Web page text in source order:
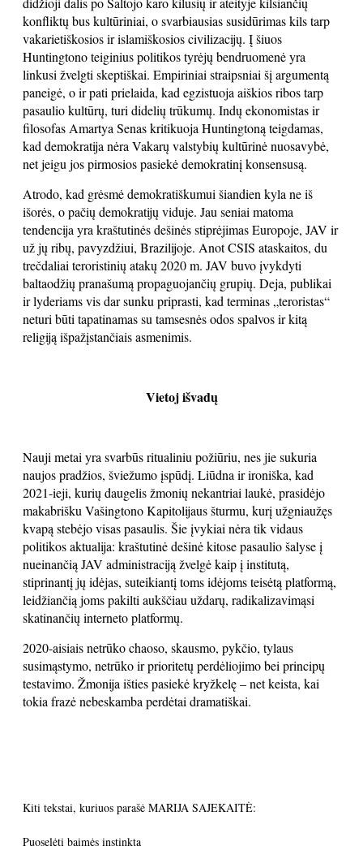
konfliktų bus kultūriniai, o svarbiausias susidūrimas kils tarp
vakarietiškosios ir islamiškosios civilizacijų. Į šiuos
Huntingtono teiginius politikos tyrėjų bendruomenė yra
linkusi žvelgti skeptiškai. Empiriniai straipsniai šį argumentą
paneigė, o ir pati prielaida, kad egzistuoja aiškios ribos tarp
pasaulio kultūrų, turi didelių trūkumų. Indų ekonomistas ir
filosofas Amartya Senas kritikuoja Huntingtoną teigdamas,
kad demokratija nėra Vakarų valstybių kultūrinė nuosavybė,
net jeigu jos pirmosios pasiekė demokratinį konsensusą.
Atrodo, kad grėsmė demokratiškumui šiandien kyla ne iš
išorės, o pačių demokratijų viduje. Jau seniai matoma
tendencija yra kraštutinės dešinės stiprėjimas Europoje, JAV ir
už jų ribų, pavyzdžiui, Brazilijoje. Anot CSIS ataskaitos, du
trečdaliai teroristinių atakų 2020 m. JAV buvo įvykdyti
baltaodžių pranašumą propaguojančių grupių. Deja, publikai
ir lyderiams vis dar sunku priprasti, kad terminas „teroristas“
neturi būti tapatinamas su tamsesnės odos spalvos ir kitą
religiją išpažįstančiais asmenimis.
Vietoj išvadų
Nauji metai yra svarbūs ritualiniu požiūriu, nes jie sukuria
naujos pradžios, šviežumo įspūdį. Liūdna ir ironiška, kad
2021-ieji, kurių daugelis žmonių nekantriai laukė, prasidėjo
makabrišku Vašingtono Kapitolijaus šturmu, kurį užgniaužęs
kvapą stebėjo visas pasaulis. Šie įvykiai nėra tik vidaus
politikos aktualija: kraštutinė dešinė kitose pasaulio šalyse į
nueinančią JAV administraciją žvelgė kaip į institutą,
stiprinantį jų idėjas, suteikiantį toms idėjoms teisėtą platformą,
leidžiančią joms pakilti aukščiau uždarų, radikalizavimąsi
skatinančių interneto platformų.
2020-aisiais netrūko chaoso, skausmo, pykčio, tylaus
susimąstymo, netrūko ir prioritetų perdėliojimo bei principų
testavimo. Žmonija išties pasiekė kryžkelę – net keista, kai
tokia frazė nebeskamba perdėtai dramatiškai.
Kiti tekstai, kuriuos parašė MARIJA SAJEKAITĖ:
Puoselėti baimės instinktą